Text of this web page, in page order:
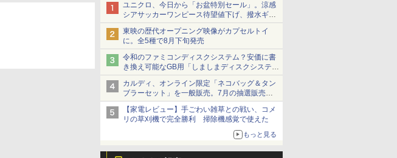
ユニクロ、今日から「お盆特別セール」。涼感
シアサッカーワンピース待望値下げ、撥水ギア
ショーツは1990円に
東映の歴代オープニング映像がカプセルトイ
に。全5種で8月下旬発売
令和のファミコンディスクシステム？安価に書
き換え可能なGB用「しましまディスクシステ
ム」
カルディ、オンライン限定「ネコバッグ＆タン
ブラーセット」を一般販売。7月の抽選販売の
当選無効分
【家電レビュー】手ごわい雑草との戦い、コメ
リの草刈機で完全勝利 掃除機感覚で使えた
もっと見る